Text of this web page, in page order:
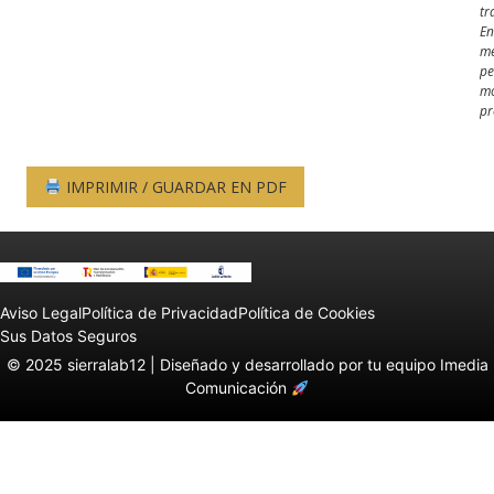
IMPRIMIR / GUARDAR EN PDF
Aviso LegalPolítica de PrivacidadPolítica de Cookies
Sus Datos Seguros
© 2025 sierralab12 | Diseñado y desarrollado por tu equipo Imedia
Comunicación